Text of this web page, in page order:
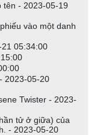
tên - 2023-05-19
vào một danh
05:34:00
2023-05-20
Twister - 2023-
tử ở giữa) của
- 2023-05-20